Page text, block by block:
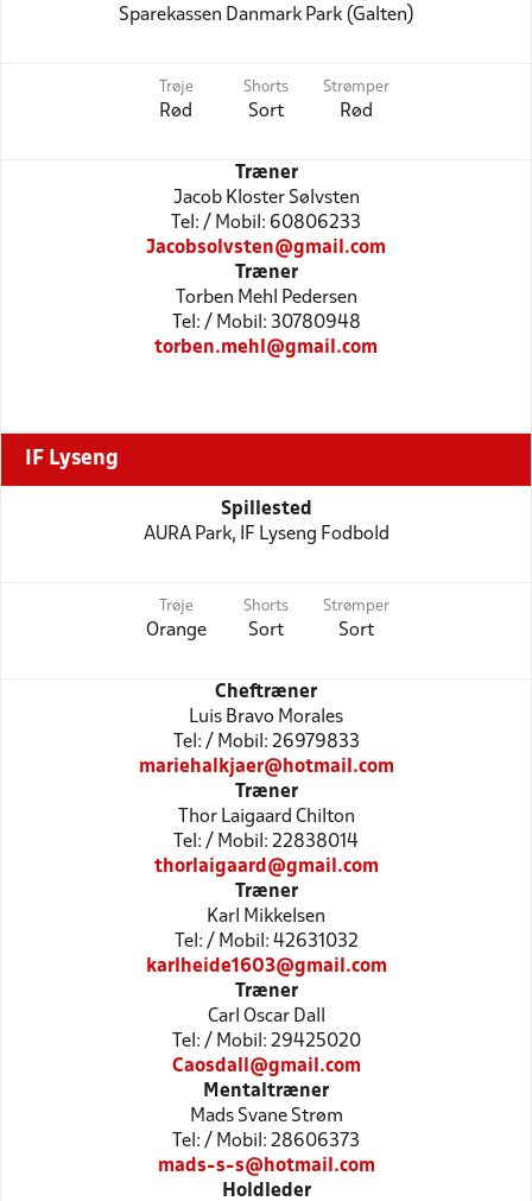
Sparekassen Danmark Park (Galten)
Trøje
Rød
Shorts
Sort
Strømper
Rød
Træner
Jacob Kloster Sølvsten
Tel: / Mobil: 60806233
Jacobsolvsten@gmail.com
Træner
Torben Mehl Pedersen
Tel: / Mobil: 30780948
torben.mehl@gmail.com
IF Lyseng
Spillested
AURA Park, IF Lyseng Fodbold
Trøje
Orange
Shorts
Sort
Strømper
Sort
Cheftræner
Luis Bravo Morales
Tel: / Mobil: 26979833
mariehalkjaer@hotmail.com
Træner
Thor Laigaard Chilton
Tel: / Mobil: 22838014
thorlaigaard@gmail.com
Træner
Karl Mikkelsen
Tel: / Mobil: 42631032
karlheide1603@gmail.com
Træner
Carl Oscar Dall
Tel: / Mobil: 29425020
Caosdall@gmail.com
Mentaltræner
Mads Svane Strøm
Tel: / Mobil: 28606373
mads-s-s@hotmail.com
Holdleder